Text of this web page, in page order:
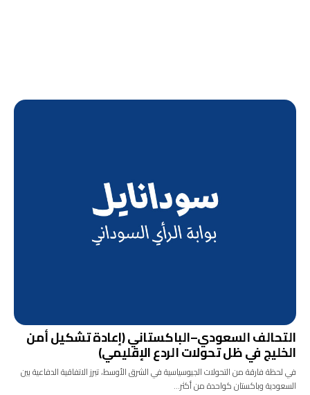
التحالف السعودي–الباكستاني (إعادة تشكيل أمن
الخليج في ظل تحولات الردع الإقليمي)
في لحظة فارقة من التحولات الجيوسياسية في الشرق الأوسط، تبرز الاتفاقية الدفاعية بين
السعودية وباكستان كواحدة من أكثر…